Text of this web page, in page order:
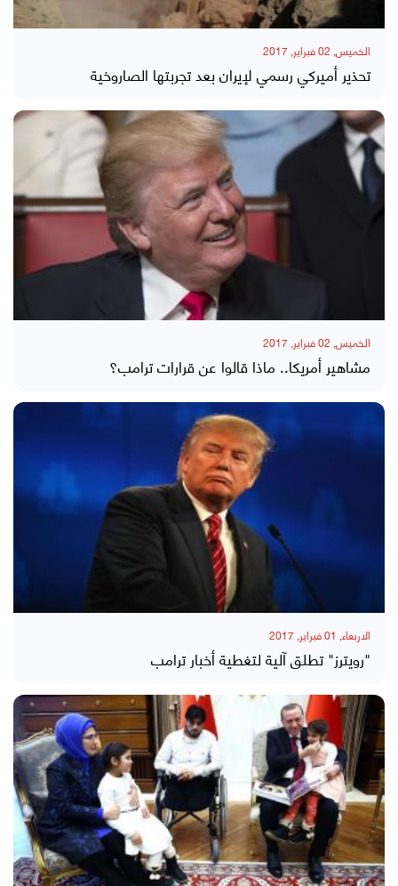
الخميس, 02 فبراير, 2017
تحذير أميركي رسمي لإيران بعد تجربتها الصاروخية
الخميس, 02 فبراير, 2017
مشاهير أمريكا.. ماذا قالوا عن قرارات ترامب؟
الاربعاء, 01 فبراير, 2017
"رويترز" تطلق آلية لتغطية أخبار ترامب